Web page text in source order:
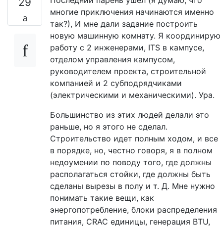
многие приключения начинаются именно
так?), И мне дали задание построить
новую машинную комнату. Я координирую
работу с 2 инженерами, ITS в кампусе,
отделом управления кампусом,
руководителем проекта, строительной
компанией и 2 субподрядчиками
(электрическими и механическими). Ура.
Большинство из этих людей делали это
раньше, но я этого не сделал.
Строительство идет полным ходом, и все
в порядке, но, честно говоря, я в полном
недоумении по поводу того, где должны
располагаться стойки, где должны быть
сделаны вырезы в полу и т. Д. Мне нужно
понимать такие вещи, как
энергопотребление, блоки распределения
питания, CRAC единицы, генерация BTU,